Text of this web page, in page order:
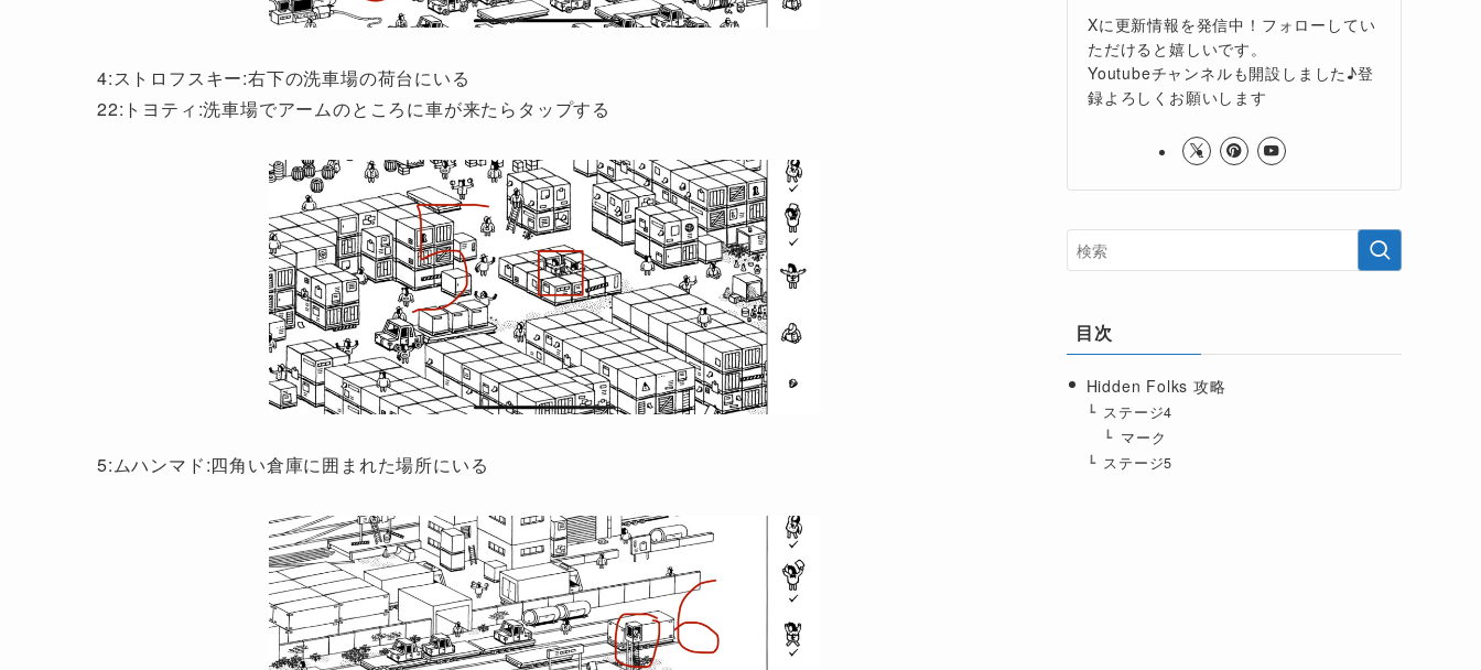
4:ストロフスキー:右下の洗車場の荷台にいる
22:トヨティ:洗車場でアームのところに車が来たらタップする
5:ムハンマド:四角い倉庫に囲まれた場所にいる
Xに更新情報を発信中！フォローしてい
ただけると嬉しいです。
Youtubeチャンネルも開設しました♪登
録よろしくお願いします
目次
Hidden Folks 攻略
ステージ4
マーク
ステージ5